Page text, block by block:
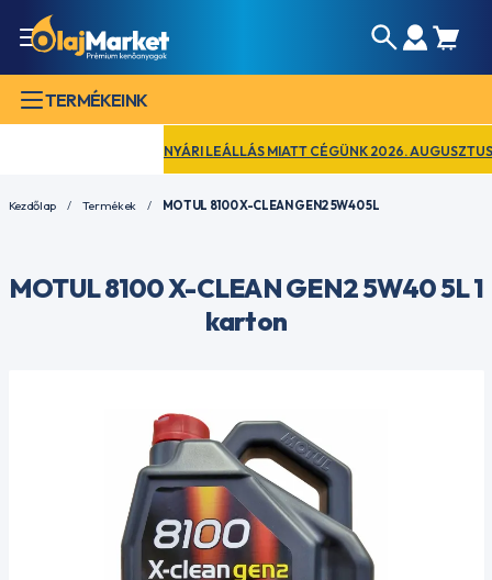
TERMÉKEINK
NYÁRI LEÁLLÁS MIATT CÉGÜNK 2026. AUGUSZTUS
Kezdőlap Termékek MOTUL 8100 X-CLEAN GEN2 5W40 5L
MOTUL 8100 X-CLEAN GEN2 5W40 5L 1
karton